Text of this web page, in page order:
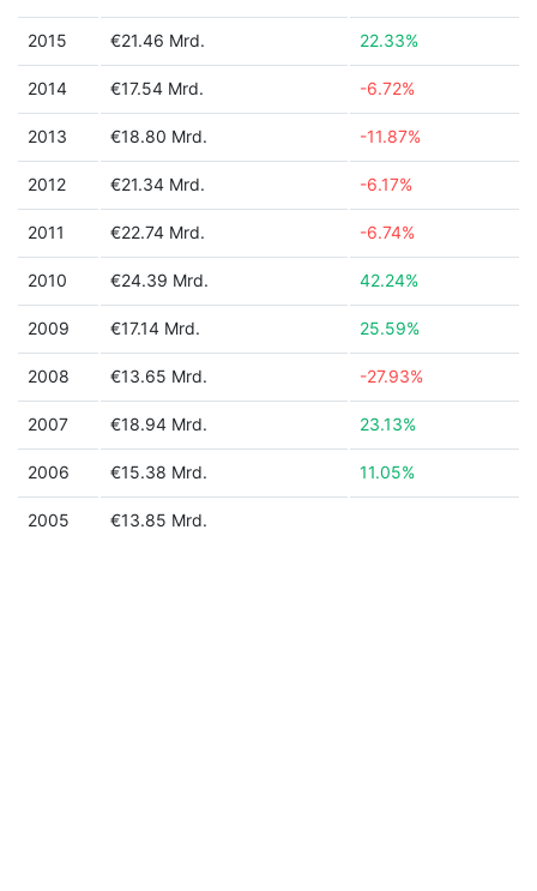
2015 €21.46 Mrd. 22.33%
2014 €17.54 Mrd. -6.72%
2013 €18.80 Mrd. -11.87%
2012 €21.34 Mrd. -6.17%
2011 €22.74 Mrd. -6.74%
2010 €24.39 Mrd. 42.24%
2009 €17.14 Mrd. 25.59%
2008 €13.65 Mrd. -27.93%
2007 €18.94 Mrd. 23.13%
2006 €15.38 Mrd. 11.05%
2005 €13.85 Mrd.